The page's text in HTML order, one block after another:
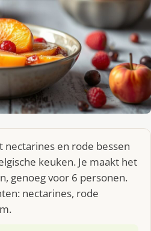
en rode bessen
keuken. Je maakt het
genoeg voor 6 personen.
nectarines, rode